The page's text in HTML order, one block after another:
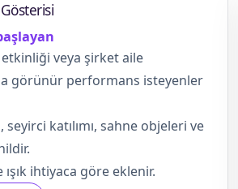
veya şirket aile
görünür performans isteyenler
katılımı, sahne objeleri ve
ışık ihtiyaca göre eklenir.